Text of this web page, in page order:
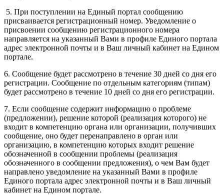
5. При поступлении на Единый портал сообщению
присваивается регистрационный номер. Уведомление о
присвоении сообщению регистрационного номера
направляется на указанный Вами в профиле Единого портала
адрес электронной почты и в Ваш личный кабинет на Едином
портале.
6. Сообщение будет рассмотрено в течение 30 дней со дня его
регистрации. Сообщение по отдельным категориям (типам)
будет рассмотрено в течение 10 дней со дня его регистрации.
7. Если сообщение содержит информацию о проблеме
(предложении), решение которой (реализация которого) не
входит в компетенцию органа или организации, получивших
сообщение, оно будет перенаправлено в орган или
организацию, в компетенцию которых входит решение
обозначенной в сообщении проблемы (реализация
обозначенного в сообщении предложения), о чем Вам будет
направлено уведомление на указанный Вами в профиле
Единого портала адрес электронной почты и в Ваш личный
кабинет на Едином портале.